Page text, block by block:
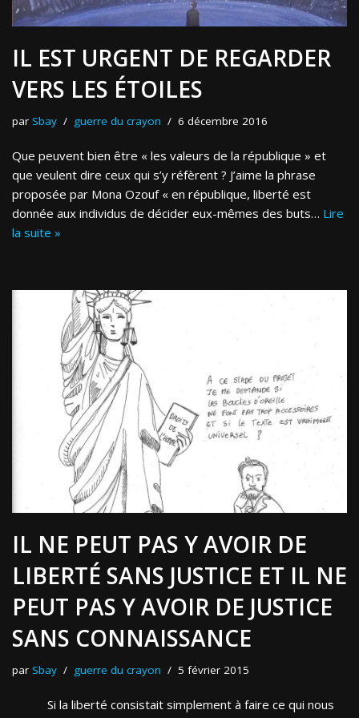
IL EST URGENT DE REGARDER
VERS LES ÉTOILES
par Sbay guerre du crayon 6 décembre 2016
Que peuvent bien être « les valeurs de la république » et
que veulent dire ceux qui s’y réfèrent ? J’aime la phrase
proposée par Mona Ozouf « en république, liberté est
donnée aux individus de décider eux-mêmes des buts… Lire
la suite »
IL NE PEUT PAS Y AVOIR DE
LIBERTÉ SANS JUSTICE ET IL NE
PEUT PAS Y AVOIR DE JUSTICE
SANS CONNAISSANCE
par Sbay guerre du crayon 5 février 2015
Si la liberté consistait simplement à faire ce qui nous